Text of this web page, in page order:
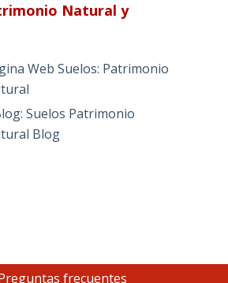
Natural y
Web Suelos: Patrimonio
Suelos Patrimonio
Blog
frecuentes